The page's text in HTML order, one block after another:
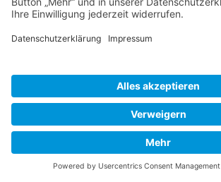
Datenschutzerklärung
Impressum
Cookie-Einstellungen